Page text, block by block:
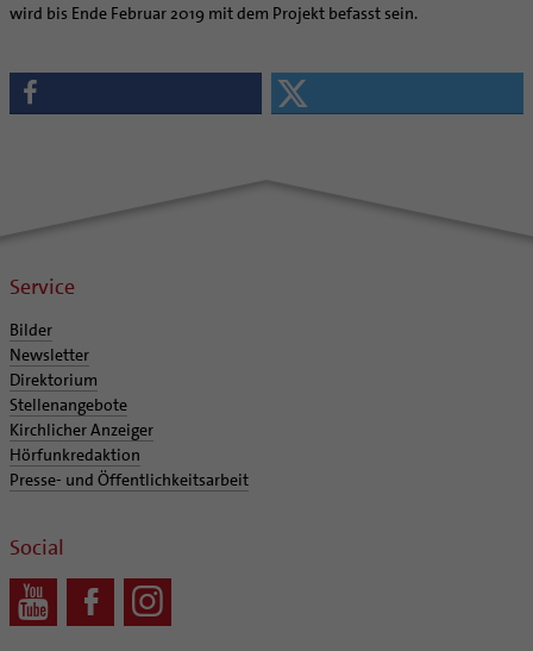
wird bis Ende Februar 2019 mit dem Projekt befasst sein.
Service
Bilder
Newsletter
Direktorium
Stellenangebote
Kirchlicher Anzeiger
Hörfunkredaktion
Presse- und Öffentlichkeitsarbeit
Social